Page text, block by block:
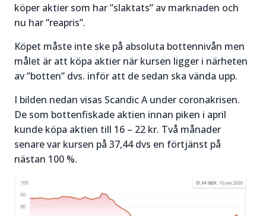
köper aktier som har ”slaktats” av marknaden och
nu har ”reapris”.
Köpet måste inte ske på absoluta bottennivån men
målet är att köpa aktier när kursen ligger i närheten
av ”botten” dvs. inför att de sedan ska vända upp.
I bilden nedan visas Scandic A under coronakrisen.
De som bottenfiskade aktien innan piken i april
kunde köpa aktien till 16 – 22 kr. Två månader
senare var kursen på 37,44 dvs en förtjänst på
nästan 100 %.